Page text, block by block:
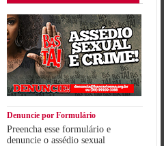
Denuncie por Formulário
Preencha esse formulário e
denuncie o assédio sexual